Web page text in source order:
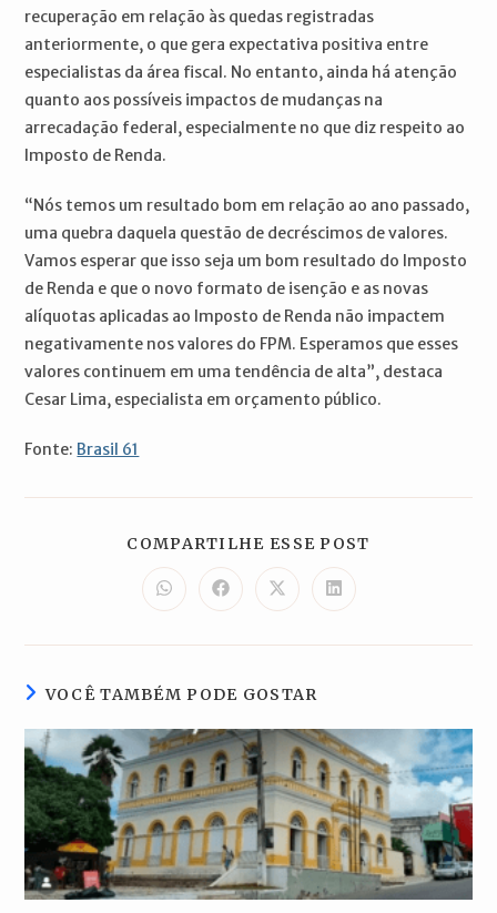
recuperação em relação às quedas registradas
anteriormente, o que gera expectativa positiva entre
especialistas da área fiscal. No entanto, ainda há atenção
quanto aos possíveis impactos de mudanças na
arrecadação federal, especialmente no que diz respeito ao
Imposto de Renda.
“Nós temos um resultado bom em relação ao ano passado,
uma quebra daquela questão de decréscimos de valores.
Vamos esperar que isso seja um bom resultado do Imposto
de Renda e que o novo formato de isenção e as novas
alíquotas aplicadas ao Imposto de Renda não impactem
negativamente nos valores do FPM. Esperamos que esses
valores continuem em uma tendência de alta”, destaca
Cesar Lima, especialista em orçamento público.
Fonte: Brasil 61
COMPARTILHE ESSE POST
Abre
em
nova
Abre
em
nova
Abre
em
nova
Abre
em
nova
VOCÊ TAMBÉM PODE GOSTAR